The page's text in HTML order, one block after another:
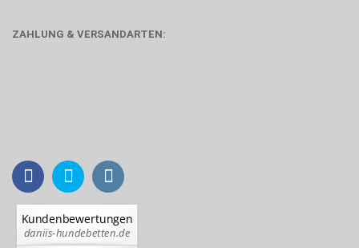
ZAHLUNG & VERSANDARTEN: